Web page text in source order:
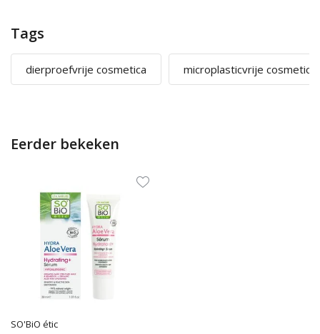
Tags
dierproefvrije cosmetica microplasticvrije cosmetica
Eerder bekeken
SO'BiO étic